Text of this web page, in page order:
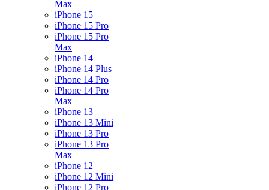
Max
iPhone 15
iPhone 15 Pro
iPhone 15 Pro
Max
iPhone 14
iPhone 14 Plus
iPhone 14 Pro
iPhone 14 Pro
Max
iPhone 13
iPhone 13 Mini
iPhone 13 Pro
iPhone 13 Pro
Max
iPhone 12
iPhone 12 Mini
iPhone 12 Pro